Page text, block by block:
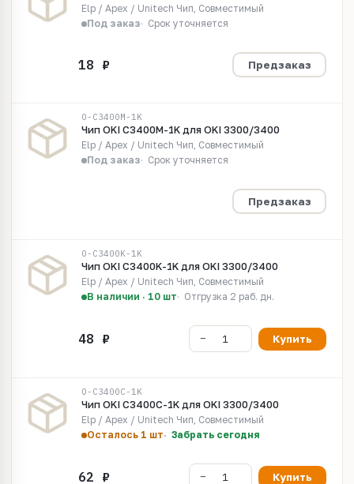
Elp / Apex / Unitech Чип, Совместимый
Под заказ
Срок уточняется
Предзаказ
O-C3400M-1K
Чип OKI C3400M-1K для OKI 3300/3400
Elp / Apex / Unitech Чип, Совместимый
Под заказ
Срок уточняется
Предзаказ
O-C3400K-1K
Чип OKI C3400K-1K для OKI 3300/3400
Elp / Apex / Unitech Чип, Совместимый
В наличии · 10 шт
Отгрузка 2 раб. дн.
Купить
O-C3400C-1K
Чип OKI C3400C-1K для OKI 3300/3400
Elp / Apex / Unitech Чип, Совместимый
Осталось 1 шт
Забрать сегодня
Купить